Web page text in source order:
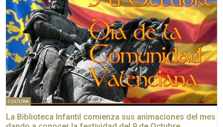
CULTURA
La Biblioteca Infantil comienza sus animaciones del mes